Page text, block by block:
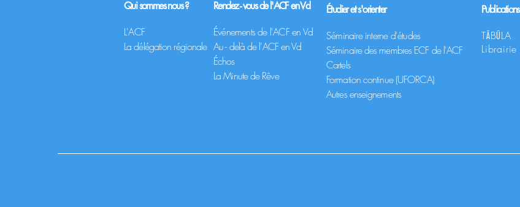
Qui sommes nous ?
L'ACF
Ladélégation régionale
Rendez - vous de l'ACF en Vd
Événements de l'ACF en Vd
Au - delà de l'ACF en Vd
​Échos
La Minute de Rêve
Étudier et s'orienter
Séminaire interne d'études
Séminaire des membres ECF de l'ACF
Cartels
Formation continue (UFORCA)
Autres enseignements
Publications
TĀBŪLA
Librairie